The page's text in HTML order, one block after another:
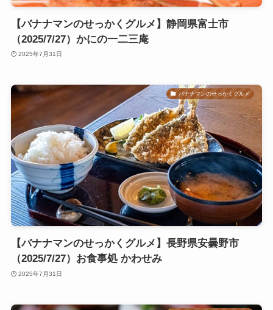
【バナナマンのせっかくグルメ】静岡県富士市
（2025/7/27）かにの一二三庵
2025年7月31日
バナナマンのせっかくグルメ
【バナナマンのせっかくグルメ】長野県安曇野市
（2025/7/27）お食事処 かわせみ
2025年7月31日